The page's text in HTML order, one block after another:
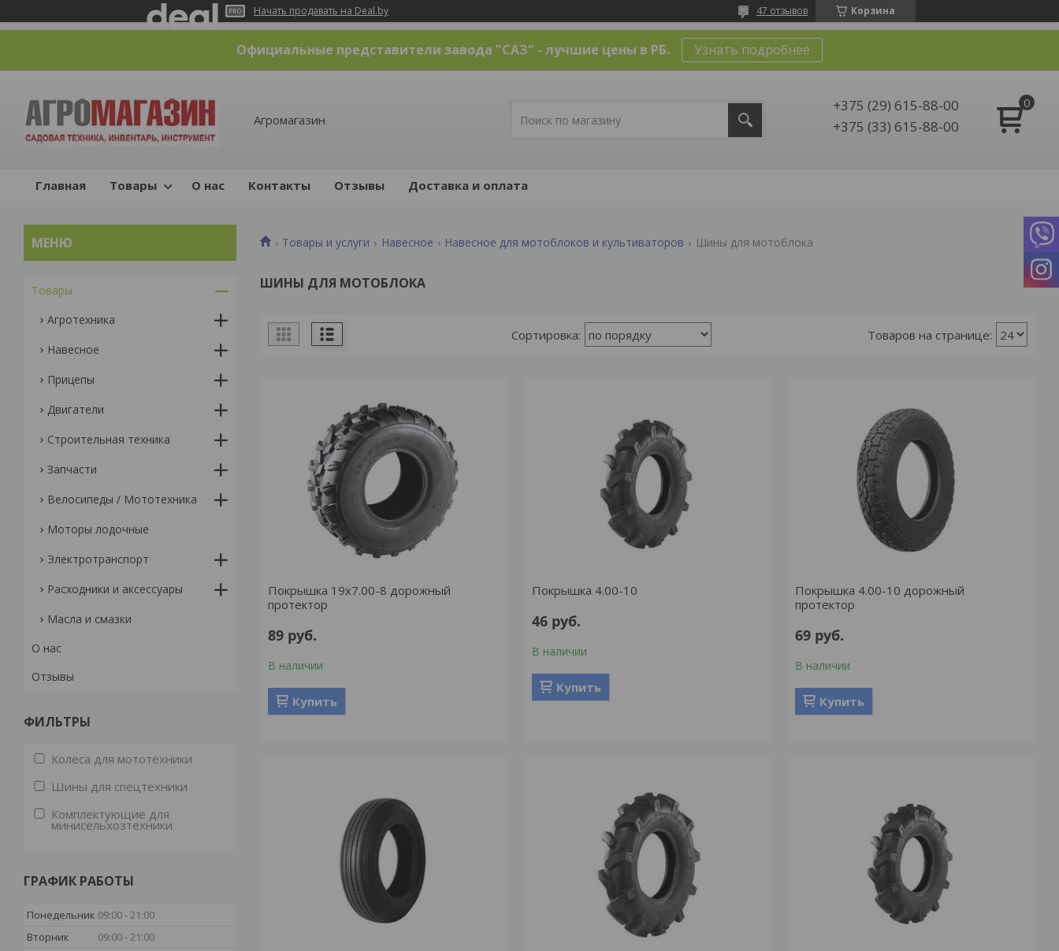
Начать продавать на Deal.by Корзина
47 отзывов
Официальные представители завода "САЗ" - лучшие цены в РБ. Узнать подробнее
Агромагазин
+375 (29) 615-88-00
+375 (33) 615-88-00
Главная Товары О нас Контакты Отзывы Доставка и оплата
Товары и услуги Навесное Навесное для мотоблоков и культиваторов Шины для мотоблока
ШИНЫ ДЛЯ МОТОБЛОКА
Покрышка 19х7.00-8 дорожный
протектор
89 руб.
В наличии
Купить
Покрышка 4.00-10
46 руб.
В наличии
Купить
Покрышка 4.00-10 дорожный
протектор
69 руб.
В наличии
Купить
Товары
Агротехника
Навесное
Прицепы
Двигатели
Строительная техника
Запчасти
Велосипеды / Мототехника
Моторы лодочные
Электротранспорт
Расходники и аксессуары
Масла и смазки
О нас
Отзывы
ФИЛЬТРЫ
Колеса для мототехники
Шины для спецтехники
Комплектующие для
минисельхозтехники
ГРАФИК РАБОТЫ
Понедельник 09:00 21:00
Вторник
09:00 21:00